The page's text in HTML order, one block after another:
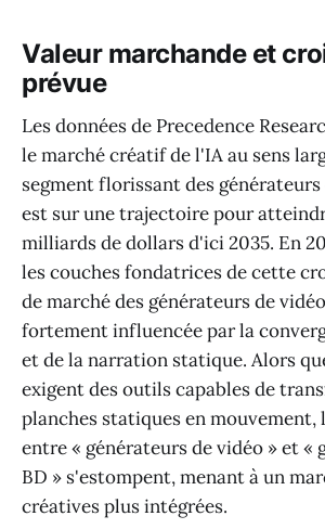
Valeur marchande et
prévue
Les données de Precedence
le marché créatif de l'IA au sens
segment florissant des générateurs
est sur une trajectoire pour
milliards de dollars d'ici 2035. En
les couches fondatrices de cette
de marché des générateurs de
fortement influencée par la
et de la narration statique. Alors
exigent des outils capables de
planches statiques en mouvement,
entre « générateurs de vidéo » et «
BD » s'estompent, menant à un
créatives plus intégrées.